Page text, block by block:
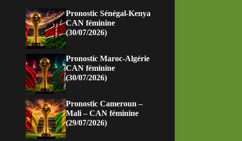
Pronostic Sénégal-Kenya
CAN féminine
(30/07/2026)
Pronostic Maroc-Algérie
CAN féminine
(30/07/2026)
Pronostic Cameroun –
Mali – CAN féminine
(29/07/2026)